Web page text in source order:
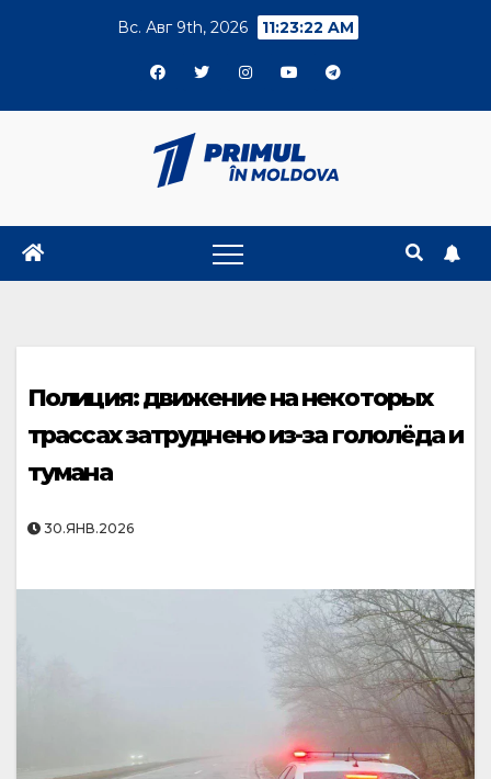
Вс. Авг 9th, 2026 11:23:23 AM
Полиция: движение на некоторых
трассах затруднено из-за гололёда и
тумана
30.ЯНВ.2026